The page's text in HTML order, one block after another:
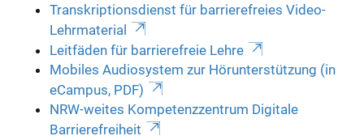
Transkriptionsdienst für barrierefreies Video-
Lehrmaterial
Leitfäden für barrierefreie Lehre
Mobiles Audiosystem zur Hörunterstützung (in
eCampus, PDF)
NRW-weites Kompetenzzentrum Digitale
Barrierefreiheit